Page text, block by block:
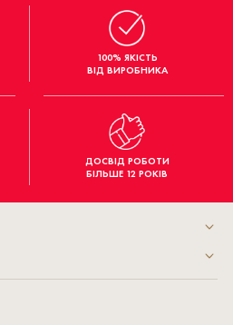
100% ЯКІСТЬ
ВІД ВИРОБНИКА
ДОСВІД РОБОТИ
БІЛЬШЕ 12 РОКІВ